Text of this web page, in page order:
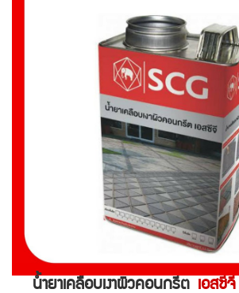
น้ำยาเคลือบเงาผิวคอนกรีต เอสซีจี